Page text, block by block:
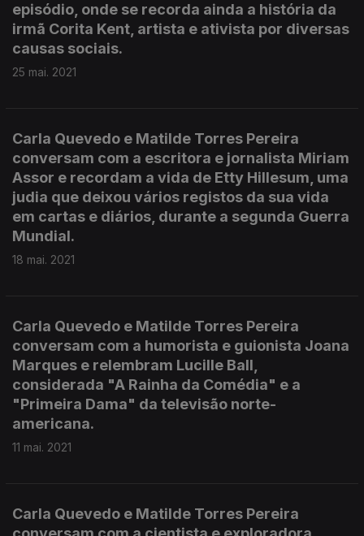
episódio, onde se recorda ainda a história da
irmã Corita Kent, artista e ativista por diversas
causas sociais.
25 mai. 2021
Carla Quevedo e Matilde Torres Pereira
conversam com a escritora e jornalista Miriam
Assor e recordam a vida de Etty Hillesum, uma
judia que deixou vários registos da sua vida
em cartas e diários, durante a segunda Guerra
Mundial.
18 mai. 2021
Carla Quevedo e Matilde Torres Pereira
conversam com a humorista e guionista Joana
Marques e relembram Lucille Ball,
considerada "A Rainha da Comédia" e a
"Primeira Dama" da televisão norte-
americana.
11 mai. 2021
Carla Quevedo e Matilde Torres Pereira